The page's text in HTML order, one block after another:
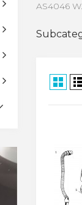
AS4046